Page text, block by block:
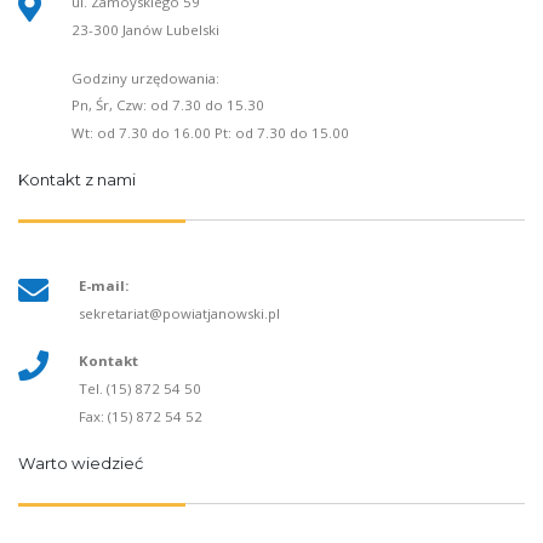
23-300 Janów Lubelski
Godziny urzędowania:
Pn, Śr, Czw: od 7.30 do 15.30
Wt: od 7.30 do 16.00 Pt: od 7.30 do 15.00
Kontakt z nami
E-mail:
sekretariat@powiatjanowski.pl
Kontakt
Tel. (15) 872 54 50
Fax: (15) 872 54 52
Warto wiedzieć